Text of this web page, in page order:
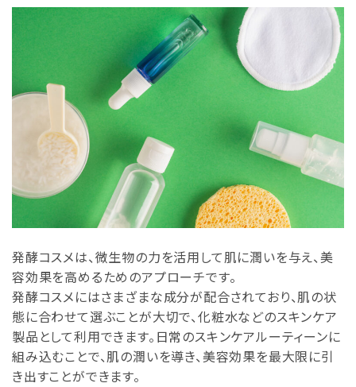
発酵コスメは、微生物の力を活用して肌に潤いを与え、美
容効果を高めるためのアプローチです。
発酵コスメにはさまざまな成分が配合されており、肌の状
態に合わせて選ぶことが大切で、化粧水などのスキンケア
製品として利用できます。日常のスキンケアルーティーンに
組み込むことで、肌の潤いを導き、美容効果を最大限に引
き出すことができます。